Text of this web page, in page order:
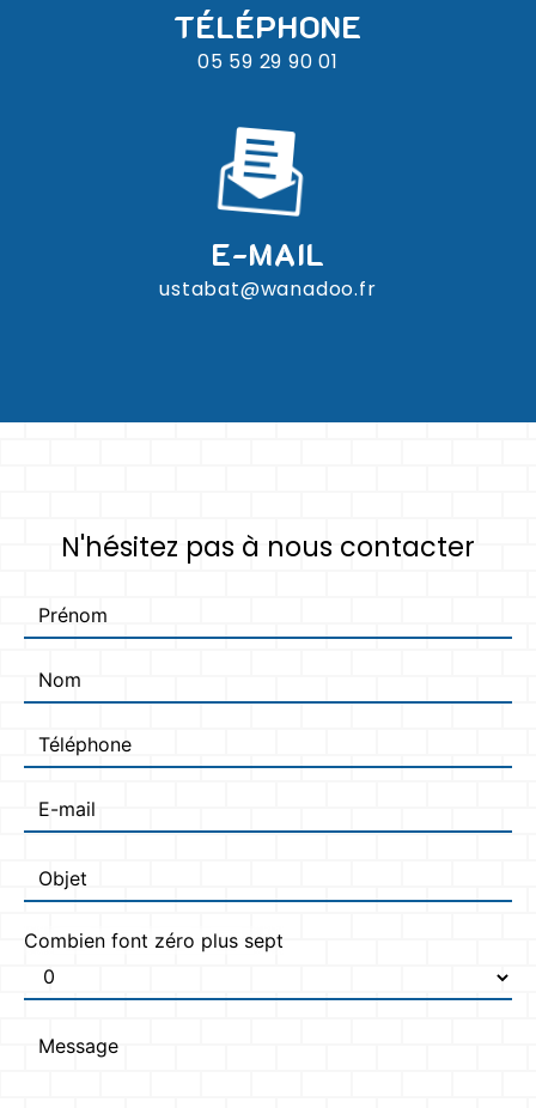
TÉLÉPHONE
05 59 29 90 01
E-MAIL
ustabat@wanadoo.fr
N'hésitez pas à nous contacter
Combien font zéro plus sept